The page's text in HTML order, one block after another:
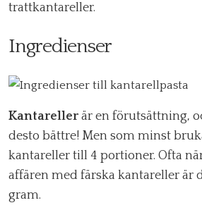
trattkantareller.
Ingredienser
Kantareller är en förutsättning,
desto bättre! Men som minst
kantareller till 4 portioner. Ofta
affären med färska kantareller är
gram.